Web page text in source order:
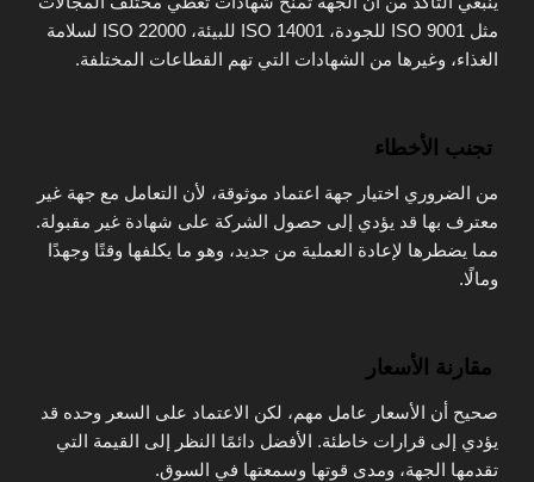
مثل ISO 9001 للجودة، ISO 14001 للبيئة، ISO 22000 لسلامة
الغذاء، وغيرها من الشهادات التي تهم القطاعات المختلفة.
تجنب الأخطاء
من الضروري اختيار جهة اعتماد موثوقة، لأن التعامل مع جهة غير
معترف بها قد يؤدي إلى حصول الشركة على شهادة غير مقبولة.
مما يضطرها لإعادة العملية من جديد، وهو ما يكلفها وقتًا وجهدًا
ومالًا.
مقارنة الأسعار
صحيح أن الأسعار عامل مهم، لكن الاعتماد على السعر وحده قد
يؤدي إلى قرارات خاطئة. الأفضل دائمًا النظر إلى القيمة التي
تقدمها الجهة، ومدى قوتها وسمعتها في السوق.